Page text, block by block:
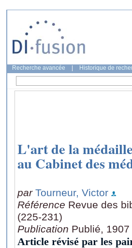
Recherche avancée Historique de
L'art de la
au Cabinet des
par Tourneur, Victor
Référence Revue des
(225-231)
Publication Publié, 1907
Article révisé par les